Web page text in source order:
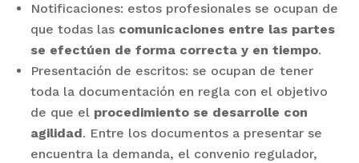
Notificaciones: estos profesionales se ocupan de
que todas las comunicaciones entre las partes
se efectúen de forma correcta y en tiempo.
Presentación de escritos: se ocupan de tener
toda la documentación en regla con el objetivo
de que el procedimiento se desarrolle con
agilidad. Entre los documentos a presentar se
encuentra la demanda, el convenio regulador,